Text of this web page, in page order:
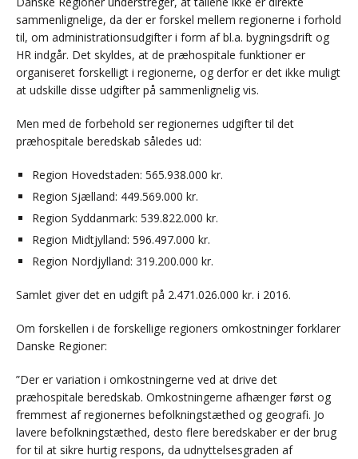
sammenlignelige, da der er forskel mellem regionerne i forhold
til, om administrationsudgifter i form af bl.a. bygningsdrift og
HR indgår. Det skyldes, at de præhospitale funktioner er
organiseret forskelligt i regionerne, og derfor er det ikke muligt
at udskille disse udgifter på sammenlignelig vis.
Men med de forbehold ser regionernes udgifter til det
præhospitale beredskab således ud:
Region Hovedstaden: 565.938.000 kr.
Region Sjælland: 449.569.000 kr.
Region Syddanmark: 539.822.000 kr.
Region Midtjylland: 596.497.000 kr.
Region Nordjylland: 319.200.000 kr.
Samlet giver det en udgift på 2.471.026.000 kr. i 2016.
Om forskellen i de forskellige regioners omkostninger forklarer
Danske Regioner:
”Der er variation i omkostningerne ved at drive det
præhospitale beredskab. Omkostningerne afhænger først og
fremmest af regionernes befolkningstæthed og geografi. Jo
lavere befolkningstæthed, desto flere beredskaber er der brug
for til at sikre hurtig respons, da udnyttelsesgraden af